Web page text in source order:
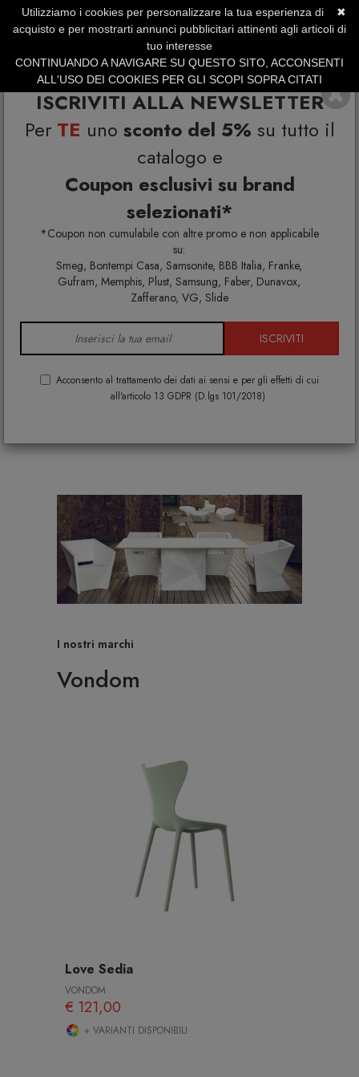
ISCRIVITI ALLA NEWSLETTER
Per TE uno sconto del 5% su tutto il
catalogo e
Coupon esclusivi su brand
selezionati*
*Coupon non cumulabile con altre promo e non applicabile
su:
Smeg, Bontempi Casa, Samsonite, BBB Italia, Franke,
Gufram, Memphis, Plust, Samsung, Faber, Dunavox,
Zafferano, VG, Slide
ISCRIVITI
Acconsento al trattamento dei dati ai sensi e per gli effetti di cui
all'articolo 13 GDPR (D.lgs 101/2018)
SERVIZIO CLIENTI +39.0773.470.562
SUMMER SALES | Fino al 31 Agosto
Home Vondom
I nostri marchi
Vondom
Love Sedia
VONDOM
€ 121,00
+ VARIANTI DISPONIBILI
✖
Utilizziamo i cookies per personalizzare la tua esperienza di
acquisto e per mostrarti annunci pubblicitari attinenti agli articoli di
tuo interesse
CONTINUANDO A NAVIGARE SU QUESTO SITO, ACCONSENTI
ALL'USO DEI COOKIES PER GLI SCOPI SOPRA CITATI